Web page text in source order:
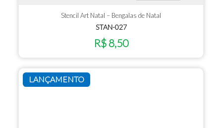
Stencil Art Natal – Bengalas de Natal
STAN-027
R$ 8,50
LANÇAMENTO